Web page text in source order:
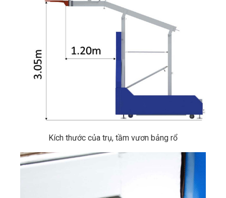
Kích thước của trụ, tầm vươn bảng rổ